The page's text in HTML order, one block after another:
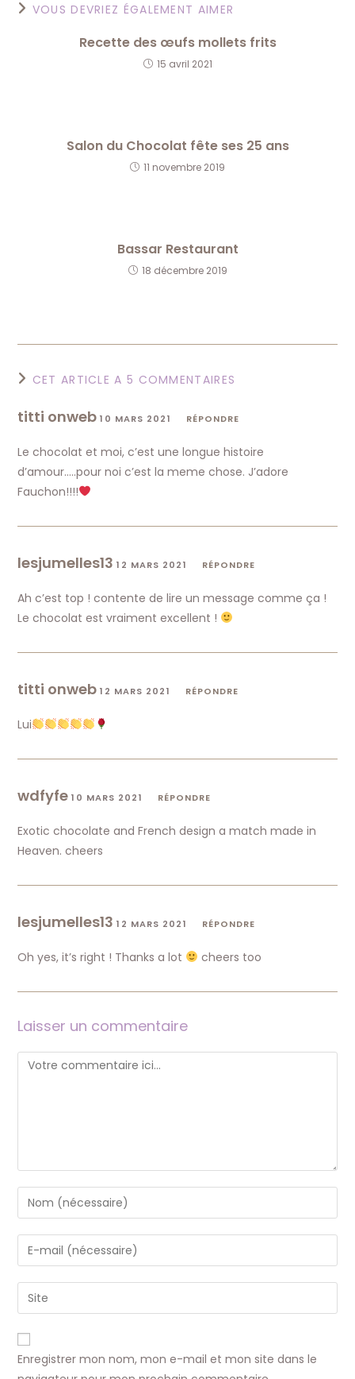
VOUS DEVRIEZ ÉGALEMENT AIMER
Recette des œufs mollets frits
15 avril 2021
Salon du Chocolat fête ses 25 ans
11 novembre 2019
Bassar Restaurant
18 décembre 2019
CET ARTICLE A 5 COMMENTAIRES
titti onweb 10 MARS 2021 RÉPONDRE
Le chocolat et moi, c’est une longue histoire
d’amour…..pour noi c’est la meme chose. J’adore
Fauchon!!!!
lesjumelles13 12 MARS 2021 RÉPONDRE
Ah c’est top ! contente de lire un message comme ça !
Le chocolat est vraiment excellent !
titti onweb 12 MARS 2021 RÉPONDRE
Lui
wdfyfe 10 MARS 2021 RÉPONDRE
Exotic chocolate and French design a match made in
Heaven. cheers
lesjumelles13 12 MARS 2021 RÉPONDRE
Oh yes, it’s right ! Thanks a lot cheers too
Laisser un commentaire
Comment
Enter
your
name
or
to
comment
Enter
your
email
address
comment
Saisir
l’URL
de
votre
Enregistrer mon nom, mon e-mail et mon site dans le